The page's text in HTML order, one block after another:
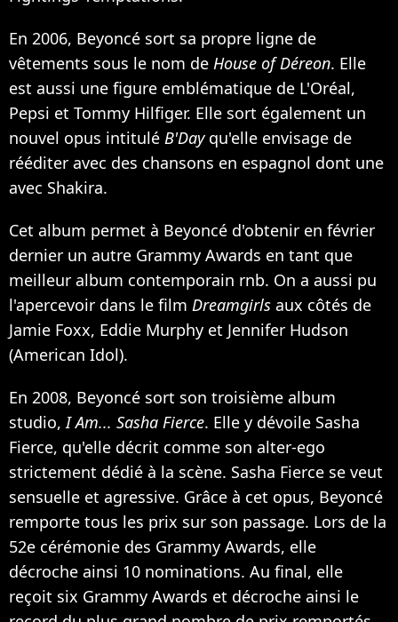
En 2006, Beyoncé sort sa propre ligne de
vêtements sous le nom de House of Déreon. Elle
est aussi une figure emblématique de L'Oréal,
Pepsi et Tommy Hilfiger. Elle sort également un
nouvel opus intitulé B'Dayqu'elle envisage de
rééditer avec des chansons en espagnol dont une
avec Shakira.
Cet album permet à Beyoncé d'obtenir en février
dernier un autre Grammy Awards en tant que
meilleur album contemporain rnb. On a aussi pu
l'apercevoir dans le film Dreamgirls aux côtés de
Jamie Foxx, Eddie Murphy et Jennifer Hudson
(American Idol).
En 2008, Beyoncé sort son troisième album
studio, I Am... Sasha Fierce. Elle y dévoile Sasha
Fierce, qu'elle décrit comme son alter-ego
strictement dédié à la scène. Sasha Fierce se veut
sensuelle et agressive. Grâce à cet opus, Beyoncé
remporte tous les prix sur son passage. Lors de la
52e cérémonie des Grammy Awards, elle
décroche ainsi 10 nominations. Au final, elle
reçoit six Grammy Awards et décroche ainsi le